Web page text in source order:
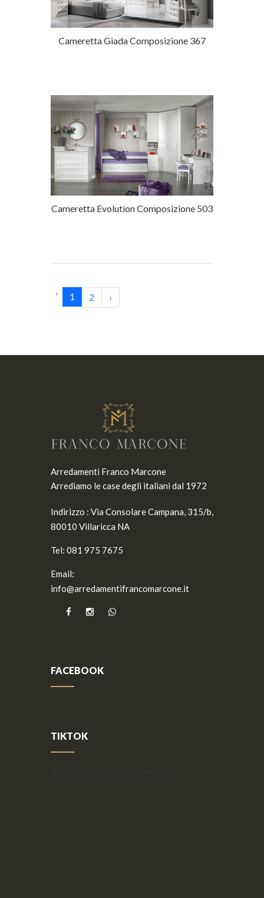
Cameretta Giada Composizione 367
Cameretta Evolution Composizione 503
‹ 1 2 ›
Arredamenti Franco Marcone
Arrediamo le case degli italiani dal 1972
Indirizzo : Via Consolare Campana, 315/b,
80010 Villaricca NA
Tel: 081 975 7675
Email:
info@arredamentifrancomarcone.it
FACEBOOK
TIKTOK